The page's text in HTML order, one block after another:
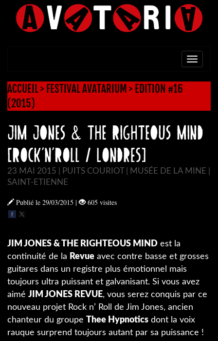
ACCUEIL> FESTIVAL AVATARIUM > EDITION #16
(2015)
JIM JONES & THE RIGHTEOUS MIND
[Rock’n’Roll / Londres]
23 MAI 2015 | PUITS COURIOT | MUSÉE DE LA MINE |
SAINT-ETIENNE
Publié le 29/03/2015 | 605 visites
JIM JONES & THE RIGHTEOUS MIND est la
continuité de la Revue avec contre basse et grosses
guitares dans un registre plus émotionnel mais
toujours ultra puissant et galvanisant. Si vous avez
aimé JIM JONES REVUE, vous serez conquis par ce
nouveau projet Rock n’ Roll de Jim Jones, ancien
chanteur du groupe Thee Hypnotics dont la voix
rauque surprend toujours autant par sa puissance !